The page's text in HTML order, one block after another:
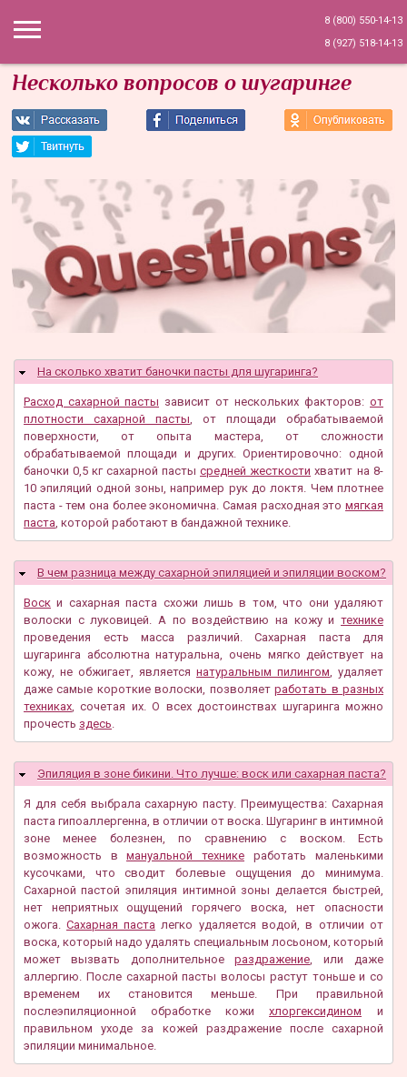
8 (800) 550-14-13
8 (927) 518-14-13
Несколько вопросов о шугаринге
Скрыть
На сколько хватит баночки пасты для шугаринга?
Расход сахарной пасты зависит от нескольких факторов: от
плотности сахарной пасты , от площади обрабатываемой
поверхности, от опыта мастера, от сложности
обрабатываемой площади и других. Ориентировочно: одной
баночки 0,5 кг сахарной пасты средней жесткости хватит на 8-
10 эпиляций одной зоны, например рук до локтя. Чем плотнее
паста - тем она более экономична. Самая расходная это мягкая
паста , которой работают в бандажной технике.
СкрытьВ чем разница между сахарной эпиляцией и эпиляции воском?
Воск и сахарная паста схожи лишь в том, что они удаляют
волоски с луковицей. А по воздействию на кожу и технике
проведения есть масса различий. Сахарная паста для
шугаринга абсолютна натуральна, очень мягко действует на
кожу, не обжигает, является натуральным пилингом , удаляет
даже самые короткие волоски, позволяет работать в разных
техниках , сочетая их. О всех достоинствах шугаринга можно
прочесть здесь
Скрыть
Эпиляция в зоне бикини. Что лучше: воск или сахарная паста?
Я для себя выбрала сахарную пасту. Преимущества: Сахарная
паста гипоаллергенна, в отличии от воска. Шугаринг в интимной
зоне менее болезнен, по сравнению с воском. Есть
возможность в мануальной технике работать маленькими
кусочками, что сводит болевые ощущения до минимума.
Сахарной пастой эпиляция интимной зоны делается быстрей,
нет неприятных ощущений горячего воска, нет опасности
ожога. Сахарная паста легко удаляется водой, в отличии от
воска, который надо удалять специальным лосьоном, который
может вызвать дополнительное раздражение , или даже
аллергию. После сахарной пасты волосы растут тоньше и со
временем их становится меньше. При правильной
послеэпиляционной обработке кожи хлоргексидином и
правильном уходе за кожей раздражение после сахарной
эпиляции минимальное.